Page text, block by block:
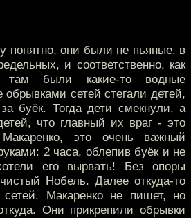
понятно, они были не пьяные, в
и соответственно, как
там были какие-то водные
обрывками сетей стегали детей,
буёк. Тогда дети смекнули, а
что главный их враг - это
это очень важный
2 часа, облепив буёк и не
его вырвать! Без опоры
Нобель. Далее откуда-то
сетей. Макаренко не пишет, но
Они прикрепили обрывки